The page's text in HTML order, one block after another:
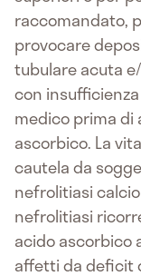
raccomandato,
provocare
tubulare acuta
con
medico prima di
ascorbico. La
cautela da
nefrolitiasi
nefrolitiasi
acido ascorbico
affetti da deficit